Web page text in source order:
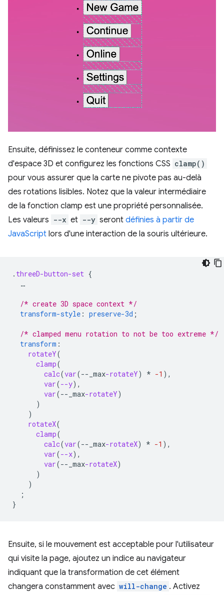
Ensuite, définissez le conteneur comme contexte
d'espace 3D et configurez les fonctions CSS clamp()
pour vous assurer que la carte ne pivote pas au-delà
des rotations lisibles. Notez que la valeur intermédiaire
de la fonction clamp est une propriété personnalisée.
Les valeurs --x et --y seront définies à partir de
JavaScript lors d'une interaction de la souris ultérieure.
. threeD-button-set {
…
/* create 3D space context */
transform-style : preserve-3d ;
/* clamped menu rotation to not be too extreme */
transform :
rotateY(
clamp(
calc(var(-- _max-rotateY) * -1 ),
var(--y),
var(-- _max-rotateY)
)
)
rotateX(
clamp(
calc(var(-- _max-rotateX) * -1 ),
var(--x),
var(-- _max-rotateX)
)
)
;
}
Ensuite, si le mouvement est acceptable pour l'utilisateur
qui visite la page, ajoutez un indice au navigateur
indiquant que la transformation de cet élément
changera constamment avec will-change . Activez